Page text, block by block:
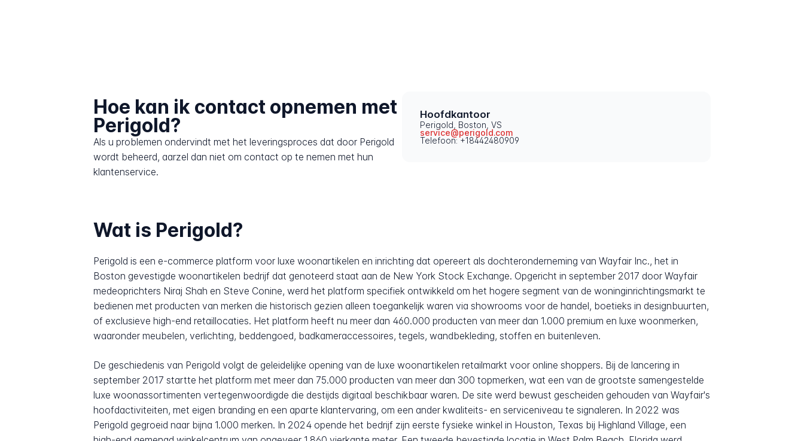
Hoe kan ik contact opnemen met
Perigold?
Als u problemen ondervindt met het leveringsproces dat door Perigold
wordt beheerd, aarzel dan niet om contact op te nemen met hun
klantenservice.
Hoofdkantoor
Perigold, Boston, VS
service@perigold.com
Telefoon: +18442480909
Wat is Perigold?
Perigold is een e-commerce platform voor luxe woonartikelen en inrichting dat opereert als dochteronderneming van Wayfair Inc., het in
Boston gevestigde woonartikelen bedrijf dat genoteerd staat aan de New York Stock Exchange. Opgericht in september 2017 door Wayfair
medeoprichters Niraj Shah en Steve Conine, werd het platform specifiek ontwikkeld om het hogere segment van de woninginrichtingsmarkt te
bedienen met producten van merken die historisch gezien alleen toegankelijk waren via showrooms voor de handel, boetieks in designbuurten,
of exclusieve high-end retaillocaties. Het platform heeft nu meer dan 460.000 producten van meer dan 1.000 premium en luxe woonmerken,
waaronder meubelen, verlichting, beddengoed, badkameraccessoires, tegels, wandbekleding, stoffen en buitenleven.
De geschiedenis van Perigold volgt de geleidelijke opening van de luxe woonartikelen retailmarkt voor online shoppers. Bij de lancering in
september 2017 startte het platform met meer dan 75.000 producten van meer dan 300 topmerken, wat een van de grootste samengestelde
luxe woonassortimenten vertegenwoordigde die destijds digitaal beschikbaar waren. De site werd bewust gescheiden gehouden van Wayfair's
hoofdactiviteiten, met eigen branding en een aparte klantervaring, om een ander kwaliteits- en serviceniveau te signaleren. In 2022 was
Perigold gegroeid naar bijna 1.000 merken. In 2024 opende het bedrijf zijn eerste fysieke winkel in Houston, Texas bij Highland Village, een